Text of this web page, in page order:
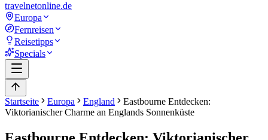
travelnetonline.de
Europa
Fernreisen
Reisetipps
Specials
Startseite Europa England
Eastbourne Entdecken:
Viktorianischer Charme an Englands Sonnenküste